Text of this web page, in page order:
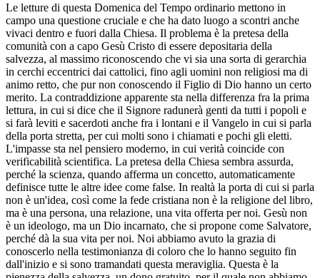
Le letture di questa Domenica del Tempo ordinario mettono in
campo una questione cruciale e che ha dato luogo a scontri anche
vivaci dentro e fuori dalla Chiesa. Il problema è la pretesa della
comunità con a capo Gesù Cristo di essere depositaria della
salvezza, al massimo riconoscendo che vi sia una sorta di gerarchia
in cerchi eccentrici dai cattolici, fino agli uomini non religiosi ma di
animo retto, che pur non conoscendo il Figlio di Dio hanno un certo
merito. La contraddizione apparente sta nella differenza fra la prima
lettura, in cui si dice che il Signore radunerà genti da tutti i popoli e
si farà leviti e sacerdoti anche fra i lontani e il Vangelo in cui si parla
della porta stretta, per cui molti sono i chiamati e pochi gli eletti.
L'impasse sta nel pensiero moderno, in cui verità coincide con
verificabilità scientifica. La pretesa della Chiesa sembra assurda,
perché la scienza, quando afferma un concetto, automaticamente
definisce tutte le altre idee come false. In realtà la porta di cui si parla
non è un'idea, così come la fede cristiana non è la religione del libro,
ma è una persona, una relazione, una vita offerta per noi. Gesù non
è un ideologo, ma un Dio incarnato, che si propone come Salvatore,
perché dà la sua vita per noi. Noi abbiamo avuto la grazia di
conoscerlo nella testimonianza di coloro che lo hanno seguito fin
dall'inizio e si sono tramandati questa meraviglia. Questa è la